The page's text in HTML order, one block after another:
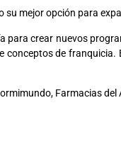
su mejor opción para
crear nuevos
de
Farmacias